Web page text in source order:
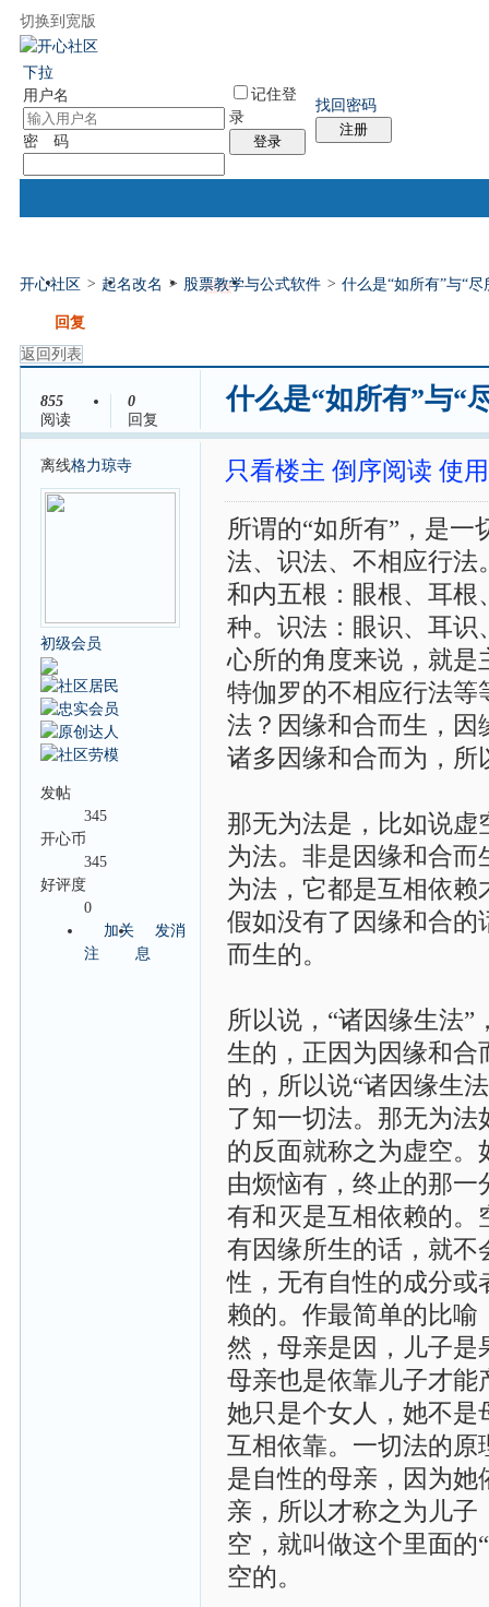
切换到宽版
下拉
用户名
密 码
记住登
录
登录
找回密码
注册
门户 论坛 排盘 个人中心
开心社区 > 起名改名 > 股票教学与公式软件 > 什么是“如所有”与“尽
回复
返回列表
855
阅读
0
回复
什么是“如所有”与“
离线格力琼寺
初级会员
发帖
345
开心币
345
好评度
0
加关
注
发消
息
只看楼主 倒序阅读 使
所谓的“如所有”，是
法、识法、不相应行法
和内五根：眼根、耳根
种。识法：眼识、耳识
心所的角度来说，就是
特伽罗的不相应行法等
法？因缘和合而生，因
诸多因缘和合而为，所
那无为法是，比如说
为法。非是因缘和合
为法，它都是互相依
假如没有了因缘和合的
而生的。
所以说，“诸因缘生法
生的，正因为因缘和合
的，所以说“诸因缘生
了知一切法。那无为
的反面就称之为虚空
由烦恼有，终止的那一
有和灭是互相依赖的。
有因缘所生的话，就不
性，无有自性的成分或
赖的。作最简单的比喻
然，母亲是因，儿子是
母亲也是依靠儿子才能
她只是个女人，她不是
互相依靠。一切法的原
是自性的母亲，因为
亲，所以才称之为儿
空，就叫做这个里面的
空的。